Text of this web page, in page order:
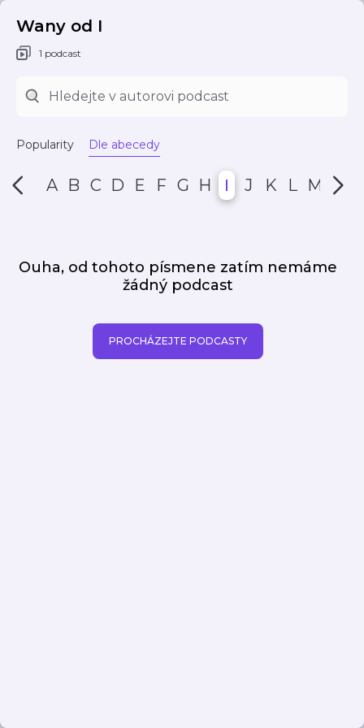
Wany od I
1 podcast
Popularity Dle abecedy
A B C D E F G H I J K L M N
Ouha, od tohoto písmene zatím nemáme
žádný podcast
PROCHÁZEJTE PODCASTY